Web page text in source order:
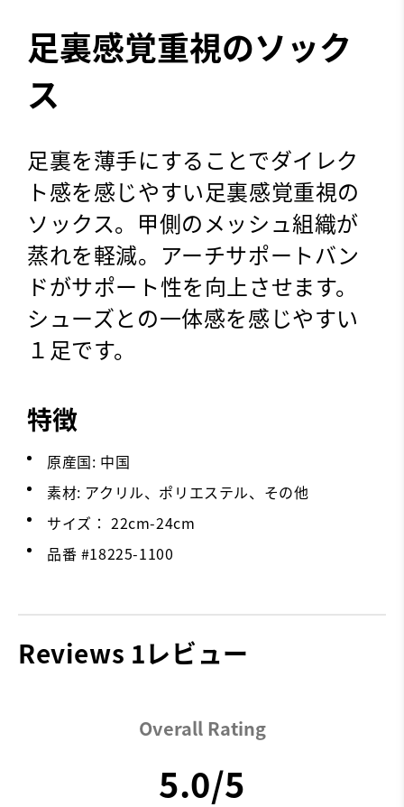
足裏感覚重視のソック
ス
足裏を薄手にすることでダイレク
ト感を感じやすい足裏感覚重視の
ソックス。甲側のメッシュ組織が
蒸れを軽減。アーチサポートバン
ドがサポート性を向上させます。
シューズとの一体感を感じやすい
１足です。
特徴
原産国: 中国
素材: アクリル、ポリエステル、その他
サイズ： 22cm-24cm
品番 #18225-1100
Reviews 1レビュー
Overall Rating
5.0/5